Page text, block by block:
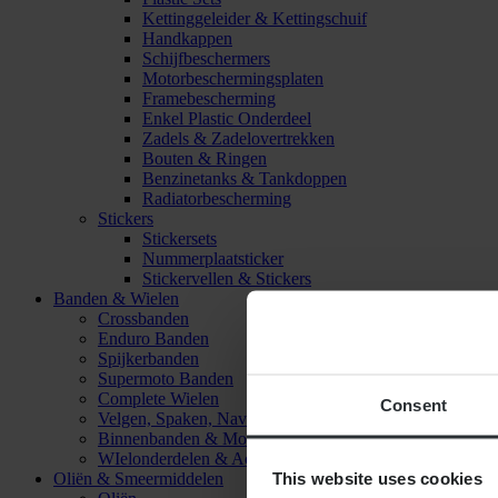
Consent
This website uses cookies
Kettinggeleider & Kettingschuif
Handkappen
Schijfbeschermers
Motorbeschermingsplaten
Framebescherming
Enkel Plastic Onderdeel
Zadels & Zadelovertrekken
Bouten & Ringen
Benzinetanks & Tankdoppen
Radiatorbescherming
Stickers
Stickersets
Nummerplaatsticker
Stickervellen & Stickers
Banden & Wielen
Crossbanden
Enduro Banden
Spijkerbanden
Supermoto Banden
Complete Wielen
Velgen, Spaken, Naven & Lagers
Binnenbanden & Mousses
WIelonderdelen & Accessoires
Oliën & Smeermiddelen